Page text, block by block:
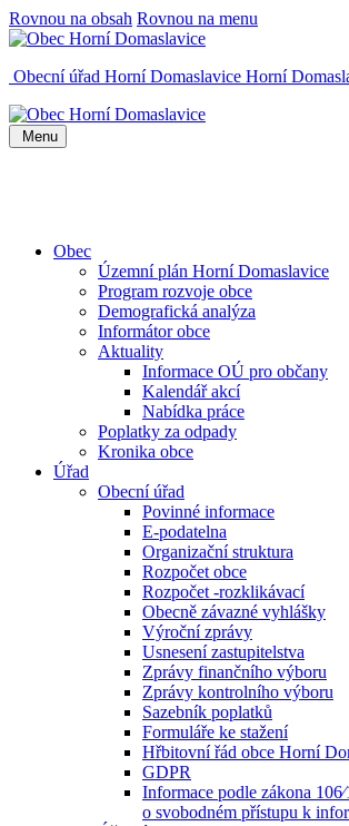
Rovnou na obsah Rovnou na menu
Obecní úřad Horní Domaslavice Horní
Menu
Obec
Územní plán Horní Domaslavice
Program rozvoje obce
Demografická analýza
Informátor obce
Aktuality
Informace OÚ pro občany
Kalendář akcí
Nabídka práce
Poplatky za odpady
Kronika obce
Úřad
Obecní úřad
Povinné informace
E-podatelna
Organizační struktura
Rozpočet obce
Rozpočet -rozklikávací
Obecně závazné vyhlášky
Výroční zprávy
Usnesení zastupitelstva
Zprávy finančního výboru
Zprávy kontrolního výboru
Sazebník poplatků
Formuláře ke stažení
Hřbitovní řád obce Horní
GDPR
Informace podle zákona
o svobodném přístupu k